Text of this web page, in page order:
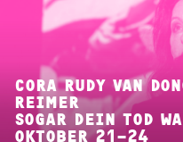
CORA RUDY VAN
REIMER
SOGAR DEIN TOD
OKTOBER 21–24